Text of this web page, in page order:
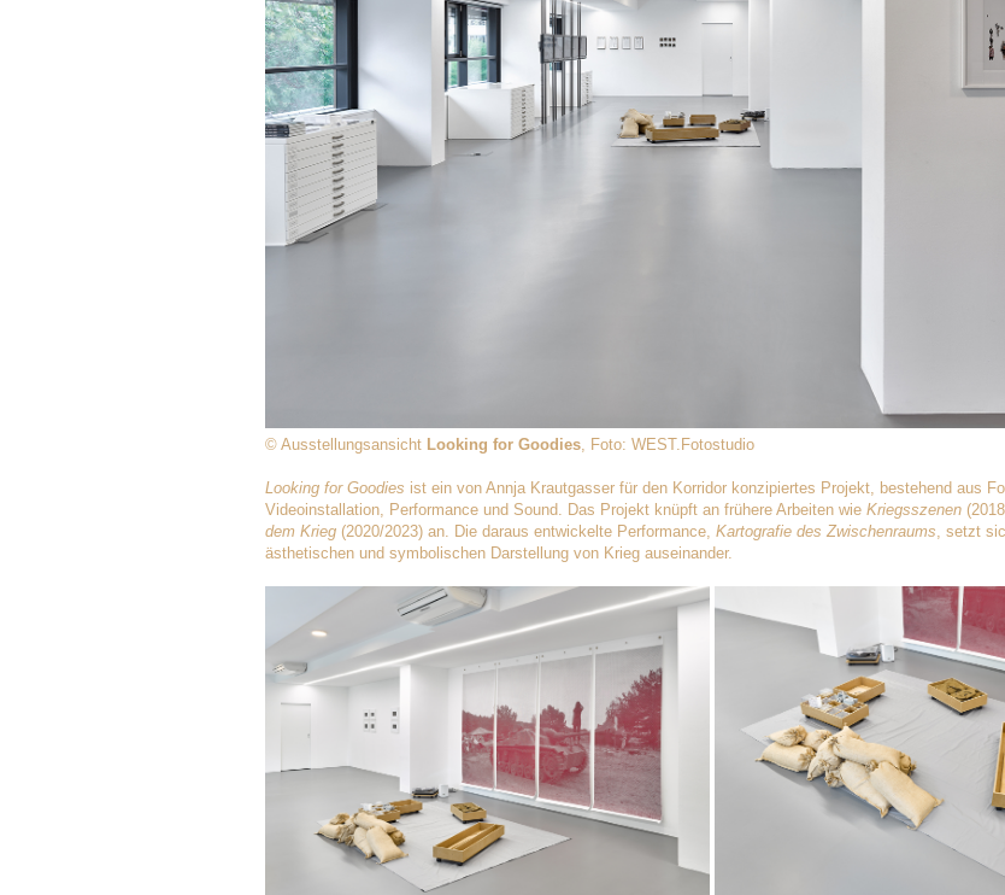
© Ausstellungsansicht Looking for Goodies Foto: WEST.Fotostudio
Looking for Goodies ist ein von Annja Krautgasser für den Korridor konzipiertes Projekt, bestehend aus
Videoinstallation, Performance und Sound. Das Projekt knüpft an frühere Arbeiten wie Kriegsszenen
dem Krieg (2020/2023) an. Die daraus entwickelte Performance, Kartografie des Zwischenraums , setzt
ästhetischen und symbolischen Darstellung von Krieg auseinander.